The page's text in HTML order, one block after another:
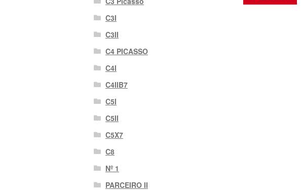
C3I
C3II
C4 PICASSO
C4I
C4IIB7
C5I
C5II
C5X7
C8
Nº 1
PARCEIRO II